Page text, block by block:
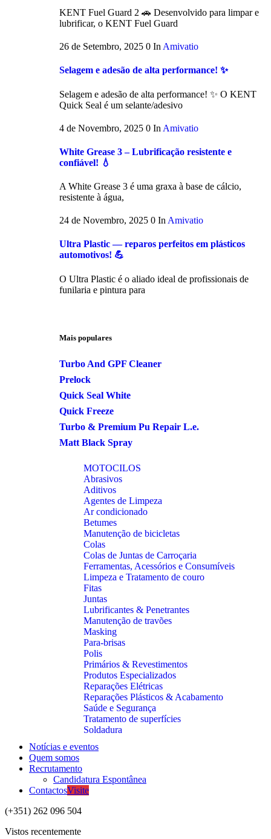
KENT Fuel Guard 2 🚗 Desenvolvido para limpar e
lubrificar, o KENT Fuel Guard
26 de Setembro, 2025 0 In Amivatio
Selagem e adesão de alta performance! ✨
Selagem e adesão de alta performance! ✨ O KENT
Quick Seal é um selante/adesivo
4 de Novembro, 2025 0 In Amivatio
White Grease 3 – Lubrificação resistente e
confiável! 💧
A White Grease 3 é uma graxa à base de cálcio,
resistente à água,
24 de Novembro, 2025 0 In Amivatio
Ultra Plastic — reparos perfeitos em plásticos
automotivos! 💪
O Ultra Plastic é o aliado ideal de profissionais de
funilaria e pintura para
Mais populares
Turbo And GPF Cleaner
Prelock
Quick Seal White
Quick Freeze
Turbo & Premium Pu Repair L.e.
Matt Black Spray
MOTOCILOS
Abrasivos
Aditivos
Agentes de Limpeza
Ar condicionado
Betumes
Manutenção de bicicletas
Colas
Colas de Juntas de Carroçaria
Ferramentas, Acessórios e Consumíveis
Limpeza e Tratamento de couro
Fitas
Juntas
Lubrificantes & Penetrantes
Manutenção de travões
Masking
Para-brisas
Polis
Primários & Revestimentos
Produtos Especializados
Reparações Elétricas
Reparações Plásticos & Acabamento
Saúde e Segurança
Tratamento de superfícies
Soldadura
Notícias e eventos
Quem somos
Recrutamento
Candidatura Espontânea
ContactosVisite
(+351) 262 096 504
Vistos recentemente